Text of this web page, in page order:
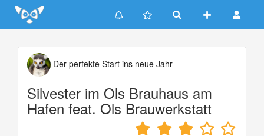
Update cookies preferences
Der perfekte Start ins neue Jahr
Silvester im Ols Brauhaus am
Hafen feat. Ols Brauwerkstatt